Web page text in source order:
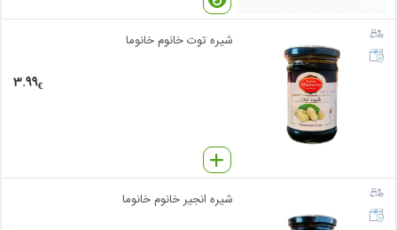
شیره توت خانوم خانوما
3.99€
شیره انجیر خانوم خانوما